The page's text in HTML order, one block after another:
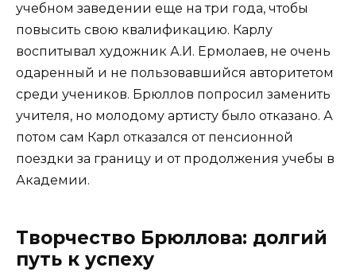
учебном заведении еще на три года, чтобы
повысить свою квалификацию. Карлу
воспитывал художник А.И. Ермолаев, не очень
одаренный и не пользовавшийся авторитетом
среди учеников. Брюллов попросил заменить
учителя, но молодому артисту было отказано. А
потом сам Карл отказался от пенсионной
поездки за границу и от продолжения учебы в
Академии.
Творчество Брюллова: долгий
путь к успеху